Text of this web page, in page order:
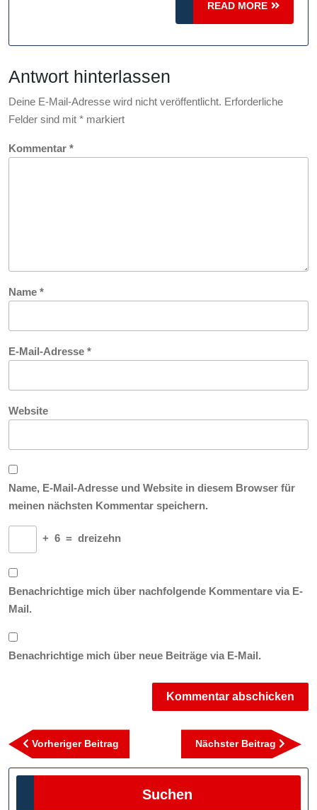
Leipzig
Fanartikeln:
Ihre
Stolz!
READ MORE
READ
MORE
Antwort hinterlassen
Deine E-Mail-Adresse wird nicht veröffentlicht. Erforderliche
Felder sind mit * markiert
Kommentar *
Name *
E-Mail-Adresse *
Website
Name, E-Mail-Adresse und Website in diesem Browser für
meinen nächsten Kommentar speichern.
+ 6 = dreizehn
Benachrichtige mich über nachfolgende Kommentare via E-
Mail.
Benachrichtige mich über neue Beiträge via E-Mail.
Beitragsnavigation
Vorheriger Beitrag
Beitrag
Nächster Beitrag
Suchen